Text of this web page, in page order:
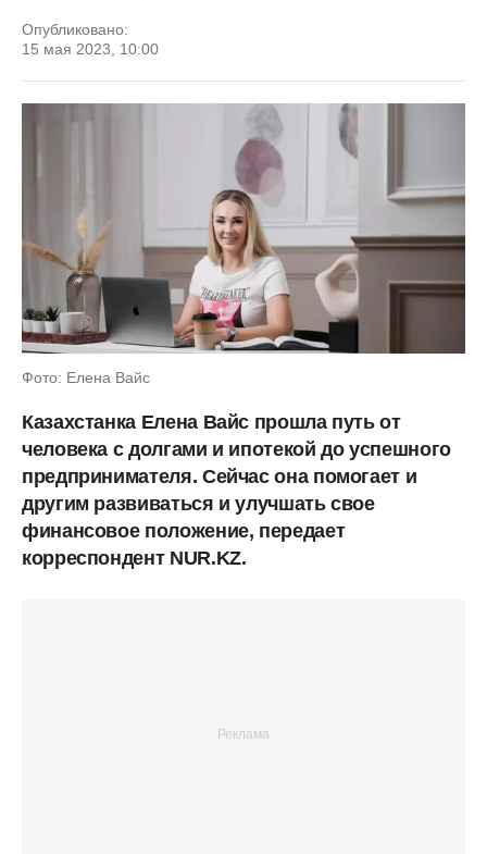
Опубликовано:
15 мая 2023, 10:00
Фото: Елена Вайс
Казахстанка Елена Вайс прошла путь от
человека с долгами и ипотекой до успешного
предпринимателя. Сейчас она помогает и
другим развиваться и улучшать свое
финансовое положение, передает
корреспондент NUR.KZ.